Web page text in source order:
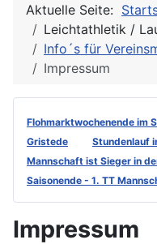
Aktuelle Seite:
Leichtathletik /
Info´s für
Impressum
Flohmarktwochenende im
Gristede
Stundenlauf
Mannschaft ist Sieger in
Saisonende - 1. TT
Impressum